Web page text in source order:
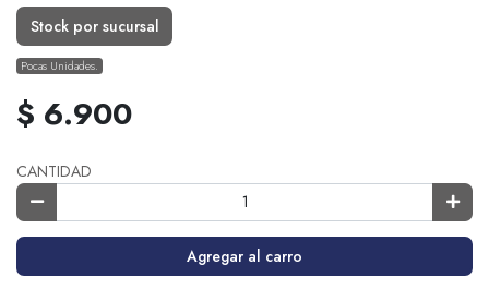
Stock por sucursal
Pocas Unidades.
$ 6.900
CANTIDAD
Agregar al carro